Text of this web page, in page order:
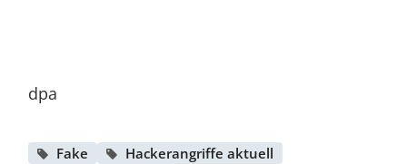
dpa
Fake
Hackerangriffe aktuell